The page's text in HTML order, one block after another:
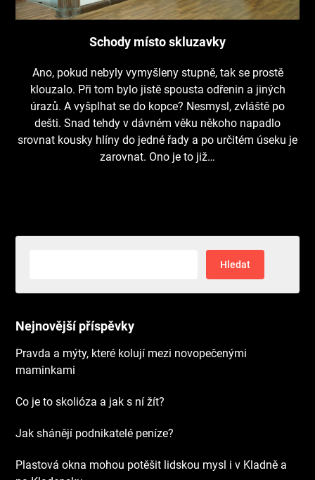
Schody místo skluzavky
Ano, pokud nebyly vymyšleny stupně, tak se prostě
klouzalo. Při tom bylo jistě spousta odřenin a jiných
úrazů. A vyšplhat se do kopce? Nesmysl, zvláště po
dešti. Snad tehdy v dávném věku někoho napadlo
srovnat kousky hlíny do jedné řady a po určitém úseku je
zarovnat. Ono je to již…
Nejnovější příspěvky
Pravda a mýty, které kolují mezi novopečenými
maminkami
Co je to skolióza a jak s ní žít?
Jak shánějí podnikatelé peníze?
Plastová okna mohou potěšit lidskou mysl i v Kladně a